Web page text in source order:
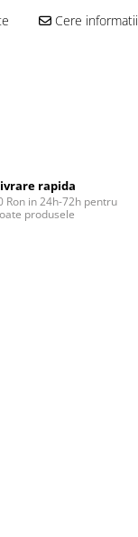
Cere informatii
rapida
Ron in 24h-72h pentru
produsele